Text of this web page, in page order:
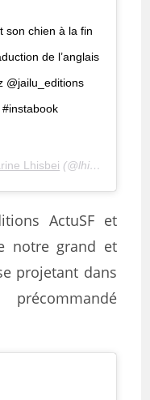
son chien à la fin
de l’anglais
@jailu_editions
Lhisbei (@lhisbei) le
ActuSF et
notre grand et
projetant dans